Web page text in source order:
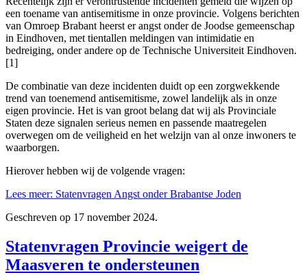
een toename van antisemitisme in onze provincie. Volgens berichten
van Omroep Brabant heerst er angst onder de Joodse gemeenschap
in Eindhoven, met tientallen meldingen van intimidatie en
bedreiging, onder andere op de Technische Universiteit Eindhoven.
[1]
De combinatie van deze incidenten duidt op een zorgwekkende
trend van toenemend antisemitisme, zowel landelijk als in onze
eigen provincie. Het is van groot belang dat wij als Provinciale
Staten deze signalen serieus nemen en passende maatregelen
overwegen om de veiligheid en het welzijn van al onze inwoners te
waarborgen.
Hierover hebben wij de volgende vragen:
Lees meer: Statenvragen Angst onder Brabantse Joden
Geschreven op 17 november 2024.
Statenvragen Provincie weigert de
Maasveren te ondersteunen